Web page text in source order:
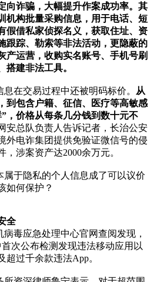
向诈骗，大幅提升作案成功率。其
机构批量采购信息，用于电话、短
假借私家侦探名义，获取住址、资
跟踪、勒索等非法活动，更隐蔽的
产运营，收购实名账号、手机号刷
搭建非法工具。
在交易过程中还被明码标价。
从
到包含户籍、征信、医疗等高敏感
，价格从每条几分钱到数十元不
安总队负责人告诉记者，长治公安
外电诈集团提供免验证微信号的侵
，涉案资产达2000余万元。
于隐私的个人信息成了可以议价
如何保护？
全
毒应急处理中心官网查阅发现，
首次公布检测发现违法移动应用以
超过千余款违法App。